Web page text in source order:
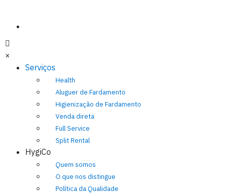
×
Serviços
Health
Aluguer de Fardamento
Higienização de Fardamento
Venda direta
Full Service
Split Rental
HygiCo
Quem somos
O que nos distingue
Política da Qualidade